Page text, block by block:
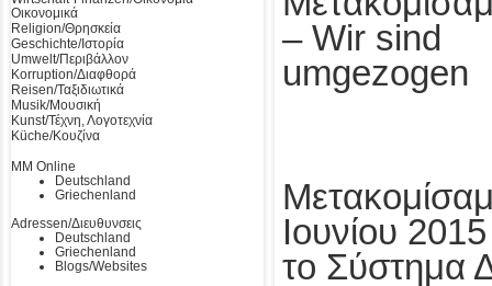
Οικονομικά
Religion/Θρησκεία
Geschichte/Ιστορία
Umwelt/Περιβάλλον
Korruption/Διαφθορά
Reisen/Ταξιδιωτικά
Musik/Μουσική
Kunst/Τέχνη, Λογοτεχνία
Küche/Κουζίνα
MM Online
Deutschland
Griechenland
Adressen/Διευθυνσεις
Deutschland
Griechenland
Blogs/Websites
– Wir sind
umgezogen
Ιουνίου
το Σύστημα